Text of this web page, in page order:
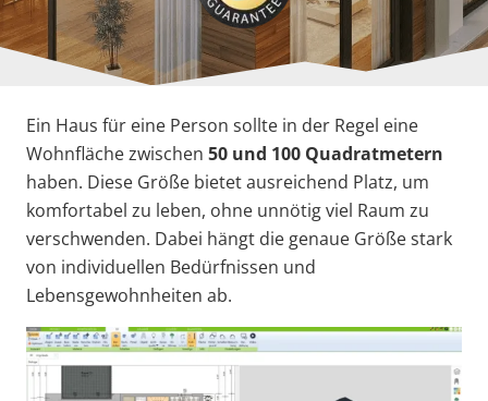
Ein Haus für eine Person sollte in der Regel eine
Wohnfläche zwischen 50 und 100 Quadratmetern
haben. Diese Größe bietet ausreichend Platz, um
komfortabel zu leben, ohne unnötig viel Raum zu
verschwenden. Dabei hängt die genaue Größe stark
von individuellen Bedürfnissen und
Lebensgewohnheiten ab.